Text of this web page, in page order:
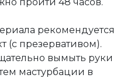
рекомендуется
(с презервативом).
вымыть руки
мастурбации в